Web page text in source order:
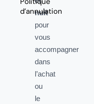
d’annulation
nuit
pour
vous
accompagner
dans
l’achat
ou
le